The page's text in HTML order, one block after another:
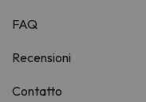
FAQ
Recensioni
Contatto